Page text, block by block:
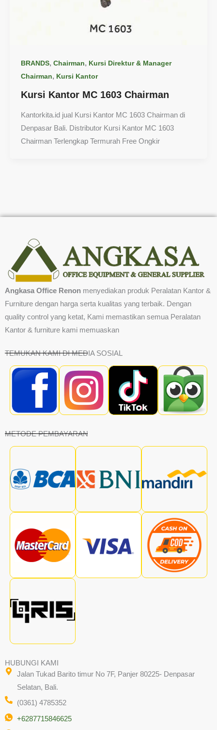
BRANDS, Chairman, Kursi Direktur & Manager
Chairman, Kursi Kantor
Kursi Kantor MC 1603 Chairman
Kantorkita.id jual Kursi Kantor MC 1603 Chairman di
Denpasar Bali. Distributor Kursi Kantor MC 1603
Chairman Terlengkap Termurah Free Ongkir
Angkasa Office Renon menyediakan produk Peralatan Kantor &
Furniture dengan harga serta kualitas yang terbaik. Dengan
quality control yang ketat, Kami memastikan semua Peralatan
Kantor & furniture kami memuaskan
TEMUKAN KAMI DI MEDIA SOSIAL
METODE PEMBAYARAN
HUBUNGI KAMI
Jalan Tukad Barito timur No 7F, Panjer 80225- Denpasar
Selatan, Bali.
(0361) 4785352
+6287715846625